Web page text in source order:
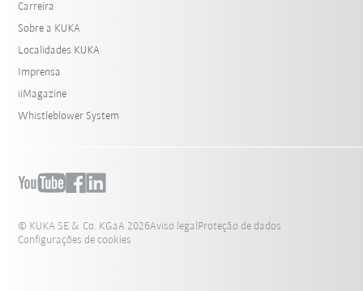
Carreira
Sobre a KUKA
Localidades KUKA
Imprensa
iiMagazine
Whistleblower System
© KUKA SE & Co. KGaA 2026Aviso legalProteção de dados
Configurações de cookies